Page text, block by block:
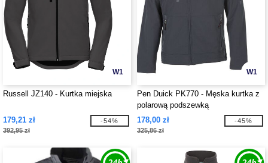
W1
Russell JZ140 - Kurtka miejska
179,21 zł
392,95 zł
-54%
W1
Pen Duick PK770 - Męska kurtka z
polarową podszewką
178,00 zł
325,86 zł
-45%